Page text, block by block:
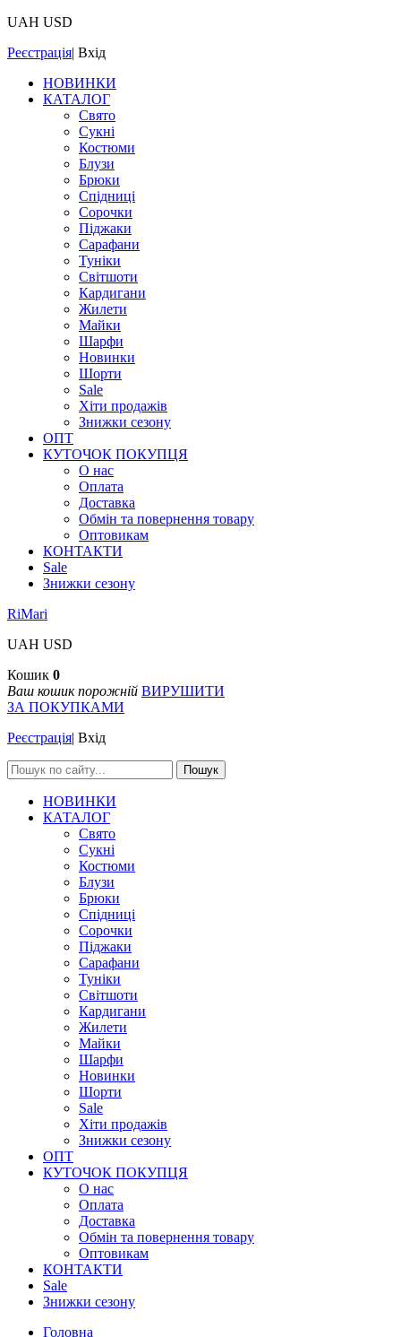
UAH USD
Реєстрація| Вхід
НОВИНКИ
КАТАЛОГ
Свято
Сукні
Костюми
Блузи
Брюки
Спідниці
Сорочки
Піджаки
Сарафани
Туніки
Світшоти
Кардигани
Жилети
Майки
Шарфи
Новинки
Шорти
Sale
Хіти продажів
Знижки сезону
ОПТ
КУТОЧОК ПОКУПЦЯ
О нас
Оплата
Доставка
Обмін та повернення товару
Оптовикам
КОНТАКТИ
Sale
Знижки сезону
RiMari
UAH USD
Кошик 0
Ваш кошик порожній ВИРУШИТИ
ЗА ПОКУПКАМИ
Реєстрація| Вхід
Пошук
НОВИНКИ
КАТАЛОГ
Свято
Сукні
Костюми
Блузи
Брюки
Спідниці
Сорочки
Піджаки
Сарафани
Туніки
Світшоти
Кардигани
Жилети
Майки
Шарфи
Новинки
Шорти
Sale
Хіти продажів
Знижки сезону
ОПТ
КУТОЧОК ПОКУПЦЯ
О нас
Оплата
Доставка
Обмін та повернення товару
Оптовикам
КОНТАКТИ
Sale
Знижки сезону
Головна